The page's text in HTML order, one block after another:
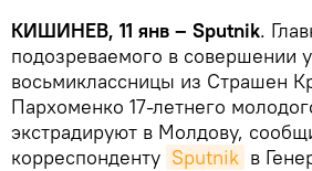
КИШИНЕВ, 11 янв – Sputnik.
подозреваемого в совершении
восьмиклассницы из Страшен
Пархоменко 17-летнего
экстрадируют в Молдову,
корреспонденту Sputnik в